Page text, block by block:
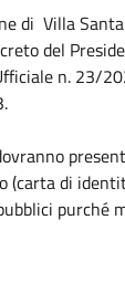
di Villa
del
n. 23/
(carta di
purché